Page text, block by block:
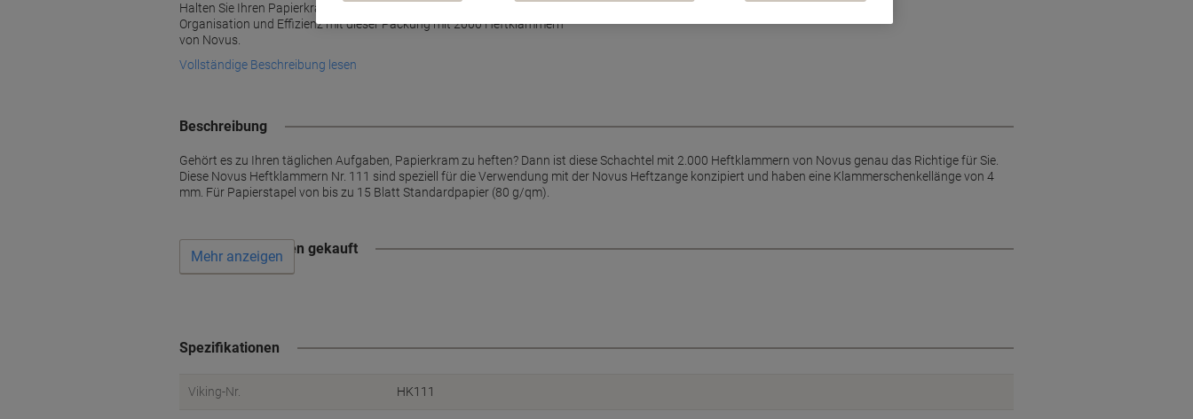
Halten Sie Ihren Papierkram sicher zusammen und verbessern Sie Ihre
Organisation und Effizienz mit dieser Packung mit 2000 Heftklammern
von Novus.
Vollständige Beschreibung lesen
Beschreibung
Gehört es zu Ihren täglichen Aufgaben, Papierkram zu heften? Dann ist diese Schachtel mit 2.000 Heftklammern von Novus genau das Richtige für Sie.
Diese Novus Heftklammern Nr. 111 sind speziell für die Verwendung mit der Novus Heftzange konzipiert und haben eine Klammerschenkellänge von 4
mm. Für Papierstapel von bis zu 15 Blatt Standardpapier (80 g/qm).
Wird oft zusammen gekauft
Mehr anzeigen
Spezifikationen
Viking-Nr. HK111